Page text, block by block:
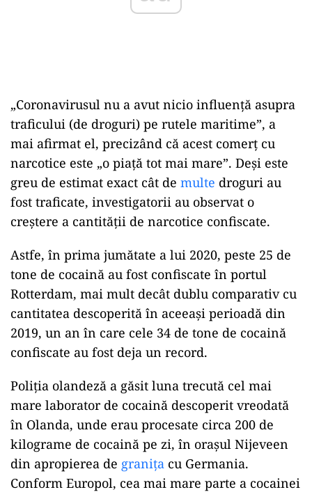
„Coronavirusul nu a avut nicio influenţă asupra
traficului (de droguri) pe rutele maritime”, a
mai afirmat el, precizând că acest comerţ cu
narcotice este „o piaţă tot mai mare”. Deşi este
greu de estimat exact cât de multe droguri au
fost traficate, investigatorii au observat o
creştere a cantităţii de narcotice confiscate.
Astfe, în prima jumătate a lui 2020, peste 25 de
tone de cocaină au fost confiscate în portul
Rotterdam, mai mult decât dublu comparativ cu
cantitatea descoperită în aceeaşi perioadă din
2019, un an în care cele 34 de tone de cocaină
confiscate au fost deja un record.
Poliţia olandeză a găsit luna trecută cel mai
mare laborator de cocaină descoperit vreodată
în Olanda, unde erau procesate circa 200 de
kilograme de cocaină pe zi, în oraşul Nijeveen
din apropierea de graniţa cu Germania.
Conform Europol, cea mai mare parte a cocainei